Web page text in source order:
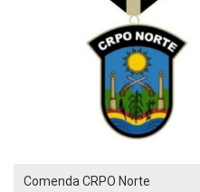
Comenda CRPO Norte